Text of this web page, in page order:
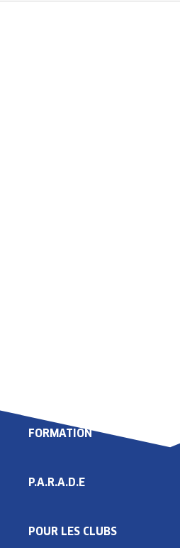
FORMATION
P.A.R.A.D.E
POUR LES CLUBS